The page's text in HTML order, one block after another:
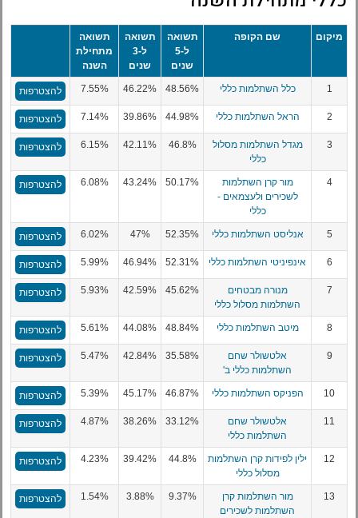
מיקום שם הקופה
תשואה
ל-5
שנים
תשואה
ל-3
שנים
תשואה
מתחילת
השנה
1 כלל השתלמות כללי 48.56%
46.22%
7.55% להצטרפות
2 הראל השתלמות כללי 44.98%
39.86%
7.14% להצטרפות
3
מגדל השתלמות מסלול
כללי
46.8%
42.11%
6.15% להצטרפות
4
מור קרן השתלמות
לשכירים ולעצמאים -
כללי
50.17%
43.24%
6.08% להצטרפות
5 אנליסט השתלמות כללי 52.35%
47%
6.02% להצטרפות
6 אינפיניטי השתלמות כללי 52.31%
46.94%
5.99% להצטרפות
7
מנורה מבטחים
השתלמות מסלול כללי
45.62%
42.59%
5.93% להצטרפות
8 מיטב השתלמות כללי 48.84%
44.08%
5.61% להצטרפות
9
אלטשולר שחם
השתלמות כללי ב'
35.58%
42.84%
5.47% להצטרפות
10 הפניקס השתלמות כללי 46.87%
45.17%
5.39% להצטרפות
11
אלטשולר שחם
השתלמות כללי
33.12%
38.26%
4.87% להצטרפות
12
ילין לפידות קרן השתלמות
מסלול כללי
44.8%
39.42%
4.23% להצטרפות
13
מור השתלמות קרן
השתלמות לשכירים
9.37%
3.88%
1.54% להצטרפות